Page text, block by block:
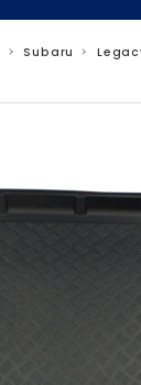
Subaru